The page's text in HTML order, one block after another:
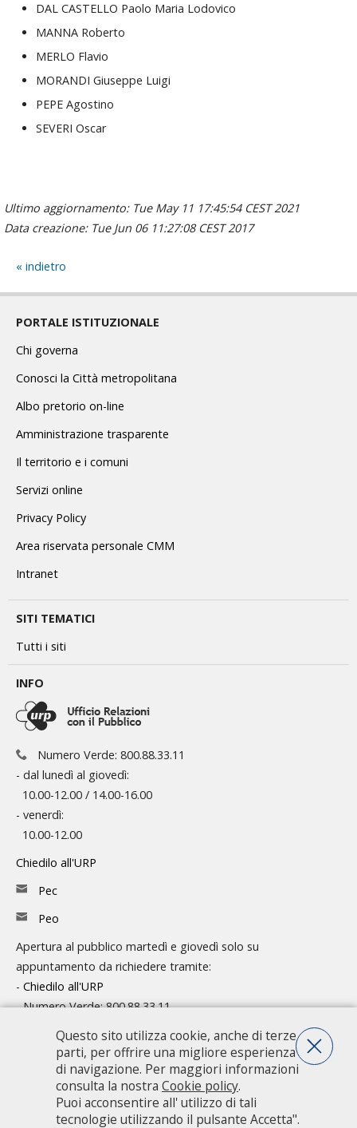
DAL CASTELLO Paolo Maria Lodovico
MANNA Roberto
MERLO Flavio
MORANDI Giuseppe Luigi
PEPE Agostino
SEVERI Oscar
Ultimo aggiornamento: Tue May 11 17:45:54 CEST 2021
Data creazione: Tue Jun 06 11:27:08 CEST 2017
indietro
PORTALE ISTITUZIONALE
Chi governa
Conosci la Città metropolitana
Albo pretorio on-line
Amministrazione trasparente
Il territorio e i comuni
Servizi online
Privacy Policy
Area riservata personale CMM
Intranet
SITI TEMATICI
Tutti i siti
INFO
Numero Verde: 800.88.33.11
- dal lunedì al giovedì:
10.00-12.00 / 14.00-16.00
- venerdì:
10.00-12.00
Chiedilo all'URP
Pec
Peo
Apertura al pubblico martedì e giovedì solo su
appuntamento da richiedere tramite:
- Chiedilo all'URP
- Numero Verde: 800.88.33.11
Consulta l'organigramma
Accedi agli atti
Guida pratica ai servizi e alla modulistica
Questo sito utilizza cookie, anche di terze
parti, per offrire una migliore esperienza
di navigazione. Per maggiori informazioni
consulta la nostra Cookie policy.
Puoi acconsentire all' utilizzo di tali
tecnologie utilizzando il pulsante Accetta".